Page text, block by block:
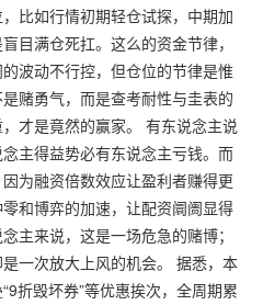
比如行情初期轻仓试探，中期加
目满仓死扛。这么的资金节律，
波动不行控，但仓位的节律是惟
赌勇气，而是查考耐性与圭表的
才是竟然的赢家。 有东说念主说
主得益势必有东说念主亏钱。而
为融资倍数效应让盈利者赚得更
和博弈的加速，让配资阛阓显得
主来说，这是一场危急的赌博；
一次放大上风的机会。 据悉，本
折毁坏券”等优惠挨次，全周期累